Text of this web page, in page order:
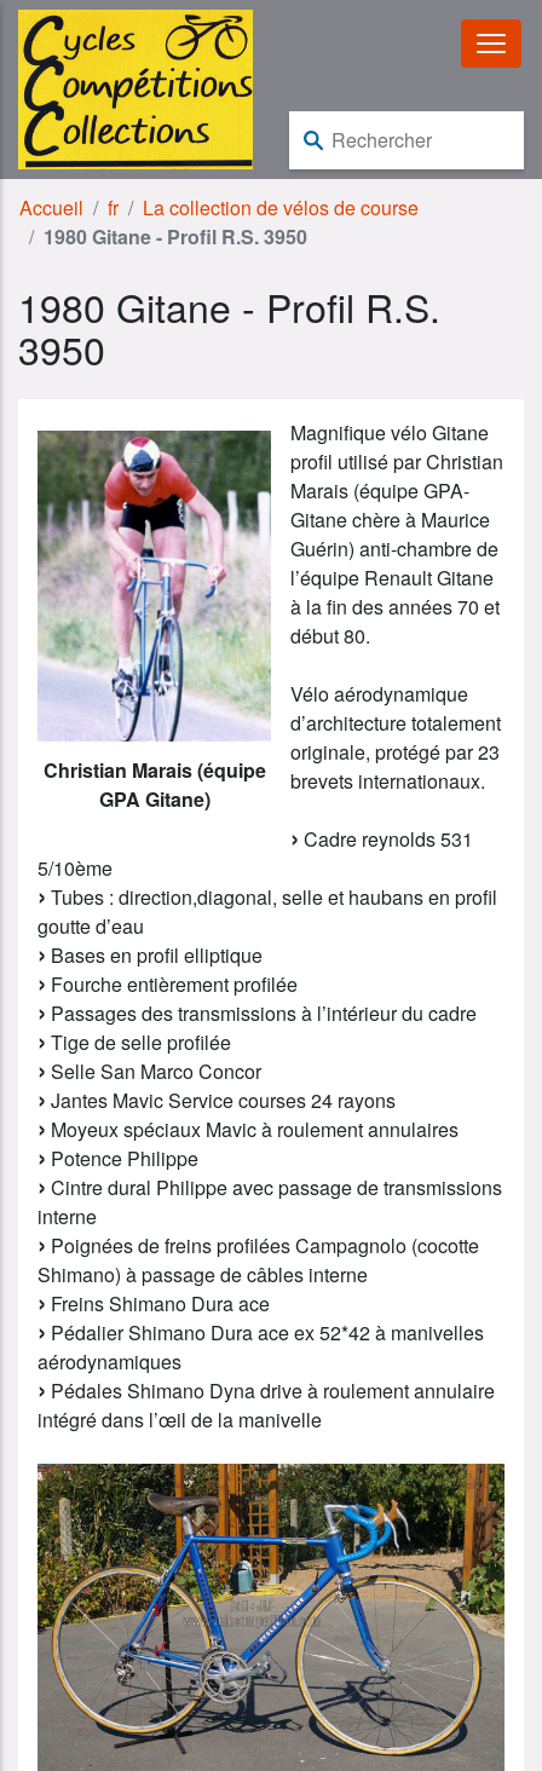
Aller au contenu
Aller à la navigation
Rechercher :
Accueil fr
La collection de vélos de course
1980 Gitane - Profil R.S. 3950
1980 Gitane - Profil R.S.
3950
Christian Marais (équipe
GPA Gitane)
Magnifique vélo Gitane
profil utilisé par Christian
Marais (équipe GPA-
Gitane chère à Maurice
Guérin) anti-chambre de
l’équipe Renault Gitane
à la fin des années 70 et
début 80.
Vélo aérodynamique
d’architecture totalement
originale, protégé par 23
brevets internationaux.
Cadre reynolds 531
5/10ème
Tubes : direction,diagonal, selle et haubans en profil
goutte d’eau
Bases en profil elliptique
Fourche entièrement profilée
Passages des transmissions à l’intérieur du cadre
Tige de selle profilée
Selle San Marco Concor
Jantes Mavic Service courses 24 rayons
Moyeux spéciaux Mavic à roulement annulaires
Potence Philippe
Cintre dural Philippe avec passage de transmissions
interne
Poignées de freins profilées Campagnolo (cocotte
Shimano) à passage de câbles interne
Freins Shimano Dura ace
Pédalier Shimano Dura ace ex 52*42 à manivelles
aérodynamiques
Pédales Shimano Dyna drive à roulement annulaire
intégré dans l’œil de la manivelle